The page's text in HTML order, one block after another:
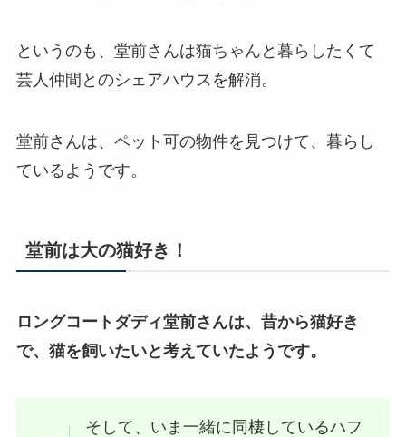
というのも、堂前さんは猫ちゃんと暮らしたくて
芸人仲間とのシェアハウスを解消。
堂前さんは、ペット可の物件を見つけて、暮らし
ているようです。
堂前は大の猫好き！
ロングコートダディ堂前さんは、昔から猫好き
で、猫を飼いたいと考えていたようです。
そして、いま一緒に同棲しているハフ